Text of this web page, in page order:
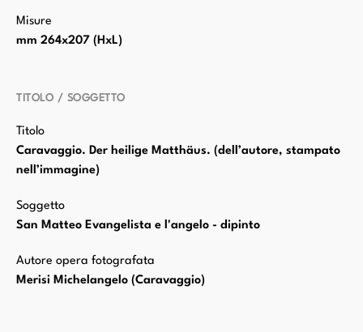
Misure
mm 264x207 (HxL)
TITOLO / SOGGETTO
Titolo
Caravaggio. Der heilige Matthäus. (dell’autore, stampato
nell’immagine)
Soggetto
San Matteo Evangelista e l'angelo - dipinto
Autore opera fotografata
Merisi Michelangelo (Caravaggio)